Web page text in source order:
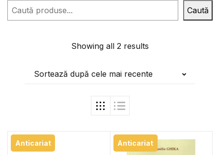
Caută Caută
Showing all 2 results
Sortează după cele mai recente
Anticariat Anticariat